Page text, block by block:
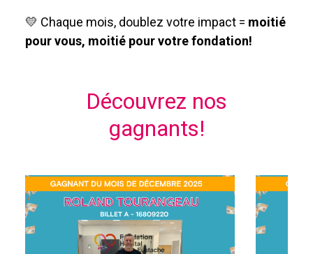
💛 Chaque mois, doublez votre impact = moitié
pour vous, moitié pour votre fondation!
Découvrez nos
gagnants!